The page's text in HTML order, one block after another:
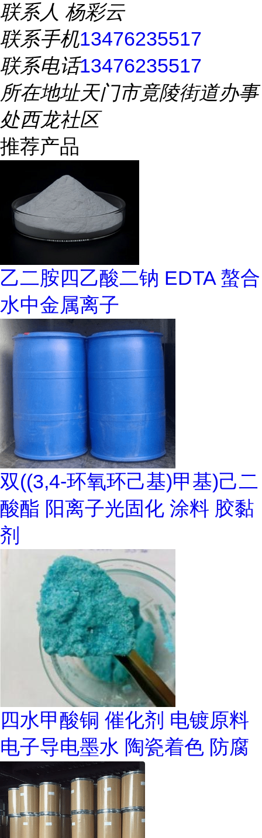
联系人 杨彩云
联系手机13476235517
联系电话13476235517
所在地址天门市竟陵街道办事
处西龙社区
推荐产品
乙二胺四乙酸二钠 EDTA 螯合
水中金属离子
双((3,4-环氧环己基)甲基)己二
酸酯 阳离子光固化 涂料 胶黏
剂
四水甲酸铜 催化剂 电镀原料
电子导电墨水 陶瓷着色 防腐